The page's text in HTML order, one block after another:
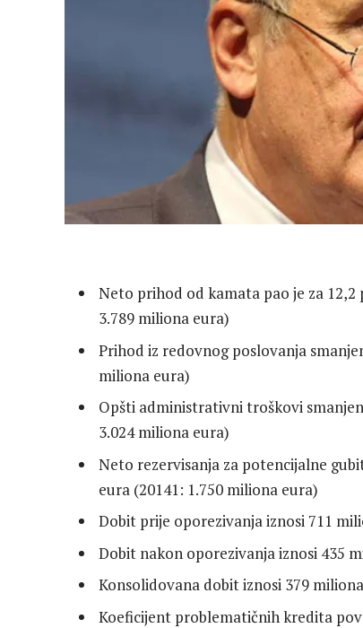
Neto prihod od kamata pao je za
3.789 miliona eura)
Prihod iz redovnog poslovanja
miliona eura)
Opšti administrativni troškovi
3.024 miliona eura)
Neto rezervisanja za potencijalne
eura (20141: 1.750 miliona eura)
Dobit prije oporezivanja iznosi 711
Dobit nakon oporezivanja iznosi 435
Konsolidovana dobit iznosi 379
Koeficijent problematičnih kredita